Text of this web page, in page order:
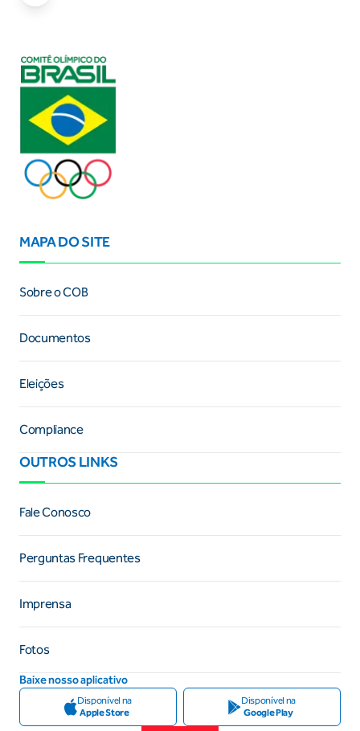
MAPA DO SITE
Sobre o COB
Documentos
Eleições
Compliance
OUTROS LINKS
Fale Conosco
Perguntas Frequentes
Imprensa
Fotos
Baixe nosso aplicativo
Disponível na
Apple Store
Disponível na
Google Play